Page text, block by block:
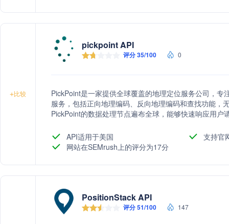
+比较
pickpoint API
评分 35/100 0
PickPoint是一家提供全球覆盖的地理定位服务公司，
服务，包括正向地理编码、反向地理编码和查找功能，
PickPoint的数据处理节点遍布全球，能够快速响应用
API适用于美国
支持官
网站在SEMrush上的评分为17分
PositionStack API
评分 51/100 147